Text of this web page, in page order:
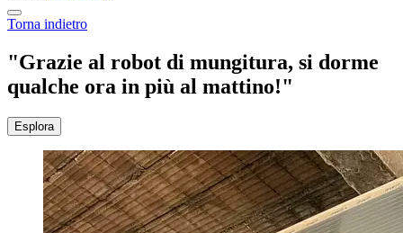
Torna indietro
"Grazie al robot di mungitura, si dorme
qualche ora in più al mattino!"
Esplora